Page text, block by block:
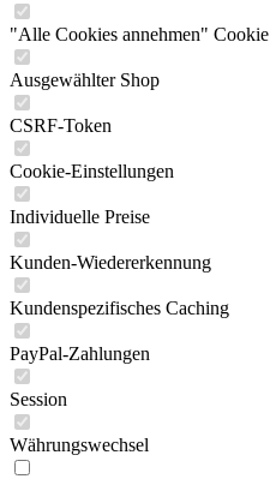
"Alle Cookies annehmen" Cookie
Ausgewählter Shop
CSRF-Token
Cookie-Einstellungen
Individuelle Preise
Kunden-Wiedererkennung
Kundenspezifisches Caching
PayPal-Zahlungen
Session
Währungswechsel